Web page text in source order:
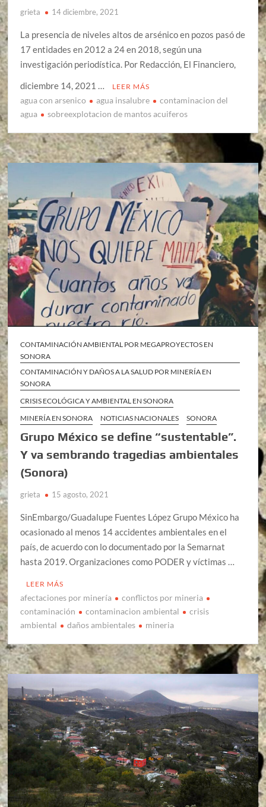
grieta 14 diciembre, 2021
La presencia de niveles altos de arsénico en pozos pasó de
17 entidades en 2012 a 24 en 2018, según una
investigación periodística. Por Redacción, El Financiero,
diciembre 14, 2021 …
LEER MÁS
agua con arsenico agua insalubre
contaminacion del
agua
sobreexplotacion de mantos acuiferos
CONTAMINACIÓN AMBIENTAL POR MEGAPROYECTOS EN
SONORA
CONTAMINACIÓN Y DAÑOS A LA SALUD POR MINERÍA EN
SONORA
CRISIS ECOLÓGICA Y AMBIENTAL EN SONORA
MINERÍA EN SONORA
NOTICIAS NACIONALES SONORA
Grupo México se define “sustentable”.
Y va sembrando tragedias ambientales
(Sonora)
grieta 15 agosto, 2021
SinEmbargo/Guadalupe Fuentes López Grupo México ha
ocasionado al menos 14 accidentes ambientales en el
país, de acuerdo con lo documentado por la Semarnat
hasta 2019. Organizaciones como PODER y víctimas …
LEER MÁS
afectaciones por minería
conflictos por mineria
contaminación
contaminacion ambiental
crisis
ambiental
daños ambientales mineria